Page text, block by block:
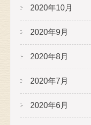
2020年10月
2020年9月
2020年8月
2020年7月
2020年6月